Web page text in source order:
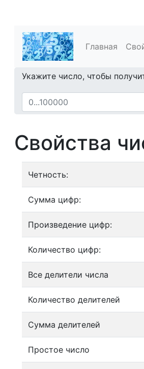
Главная
Укажите число, чтобы
Свойства
Четность:
Сумма цифр:
Произведение цифр:
Количество цифр:
Все делители числа
Количество делителей
Сумма делителей
Простое число